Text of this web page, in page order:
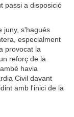
passi a disposició
juny, s'hagués
especialment
provocat la
reforç de la
havia
Civil davant
amb l'inici de la